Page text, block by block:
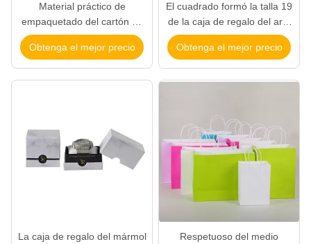
Material práctico de
empaquetado del cartón de
la contaminación de las cajas
del regalo de lujo de la forma
del libro no
Obtenga el mejor precio
El cuadrado formó la talla 19
de la caja de regalo del arte
de papel * 19* 7,7 cm con el
tipo abierto de la cuerda
Obtenga el mejor precio
La caja de regalo del mármol
Respetuoso del medio